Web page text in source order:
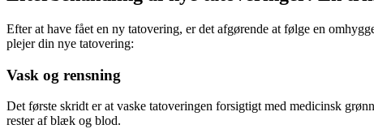
Efter at have fået en ny tatovering, er det afgørende at følge en
plejer din nye tatovering:
Vask og rensning
Det første skridt er at vaske tatoveringen forsigtigt med medicinsk
rester af blæk og blod.